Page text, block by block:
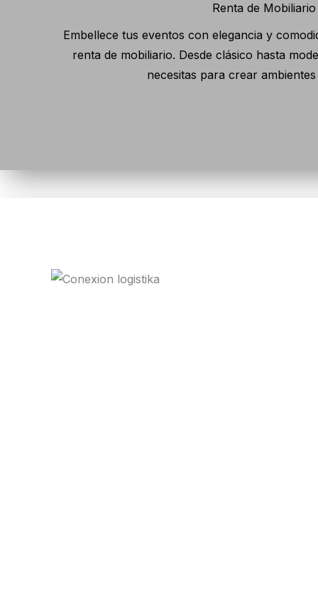
Renta de Mobiliario
Embellece tus eventos con elegancia y
renta de mobiliario. Desde clásico hasta
necesitas para crear